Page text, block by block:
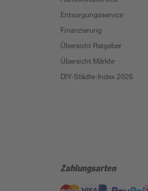
Entsorgungsservice
Finanzierung
Übersicht Ratgeber
Übersicht Märkte
DIY-Städte-Index 2026
Zahlungsarten